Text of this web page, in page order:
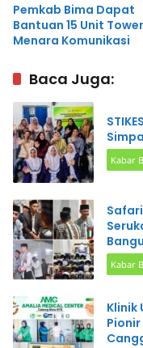
Pemkab Bima Dapat
Bantuan 15 Unit Tower
Menara Komunikasi
Baca Juga:
Kabar
Kabar
Klinik